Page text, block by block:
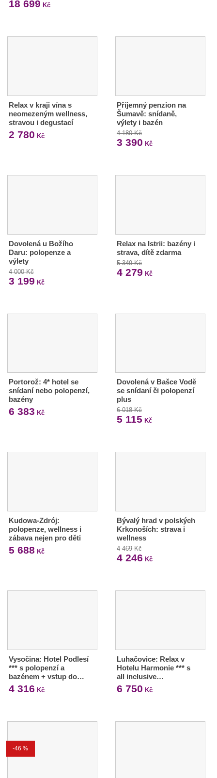
18 699 Kč
Relax v kraji vína s
neomezeným wellness,
stravou i degustací
2 780 Kč
Příjemný penzion na
Šumavě: snídaně,
výlety i bazén
4 180 Kč
3 390 Kč
Dovolená u Božího
Daru: polopenze a
výlety
4 000 Kč
3 199 Kč
Relax na Istrii: bazény i
strava, dítě zdarma
5 349 Kč
4 279 Kč
Portorož: 4* hotel se
snídaní nebo polopenzí,
bazény
6 383 Kč
Dovolená v Bašce Vodě
se snídaní či polopenzí
plus
6 018 Kč
5 115 Kč
Kudowa-Zdrój:
polopenze, wellness i
zábava nejen pro děti
5 688 Kč
Bývalý hrad v polských
Krkonoších: strava i
wellness
4 469 Kč
4 246 Kč
Vysočina: Hotel Podlesí
*** s polopenzí a
bazénem + vstup do…
4 316 Kč
Luhačovice: Relax v
Hotelu Harmonie *** s
all inclusive…
6 750 Kč
-46 %